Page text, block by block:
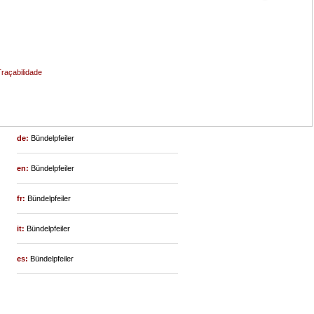
de:Bündelpfeiler
en:Bündelpfeiler
fr:Bündelpfeiler
it:Bündelpfeiler
es:Bündelpfeiler